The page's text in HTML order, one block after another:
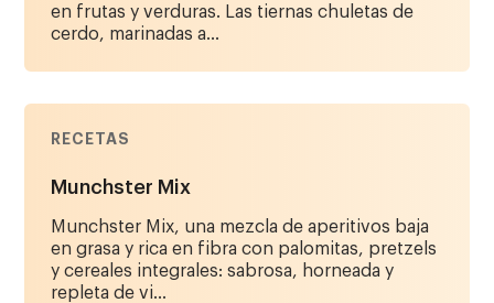
en frutas y verduras. Las tiernas chuletas de
cerdo, marinadas a...
RECETAS
Munchster Mix
Munchster Mix, una mezcla de aperitivos baja
en grasa y rica en fibra con palomitas, pretzels
y cereales integrales: sabrosa, horneada y
repleta de vi...